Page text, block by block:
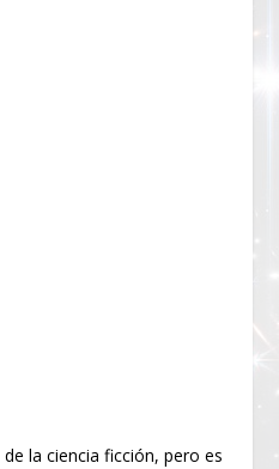
la ciencia ficción, pero es